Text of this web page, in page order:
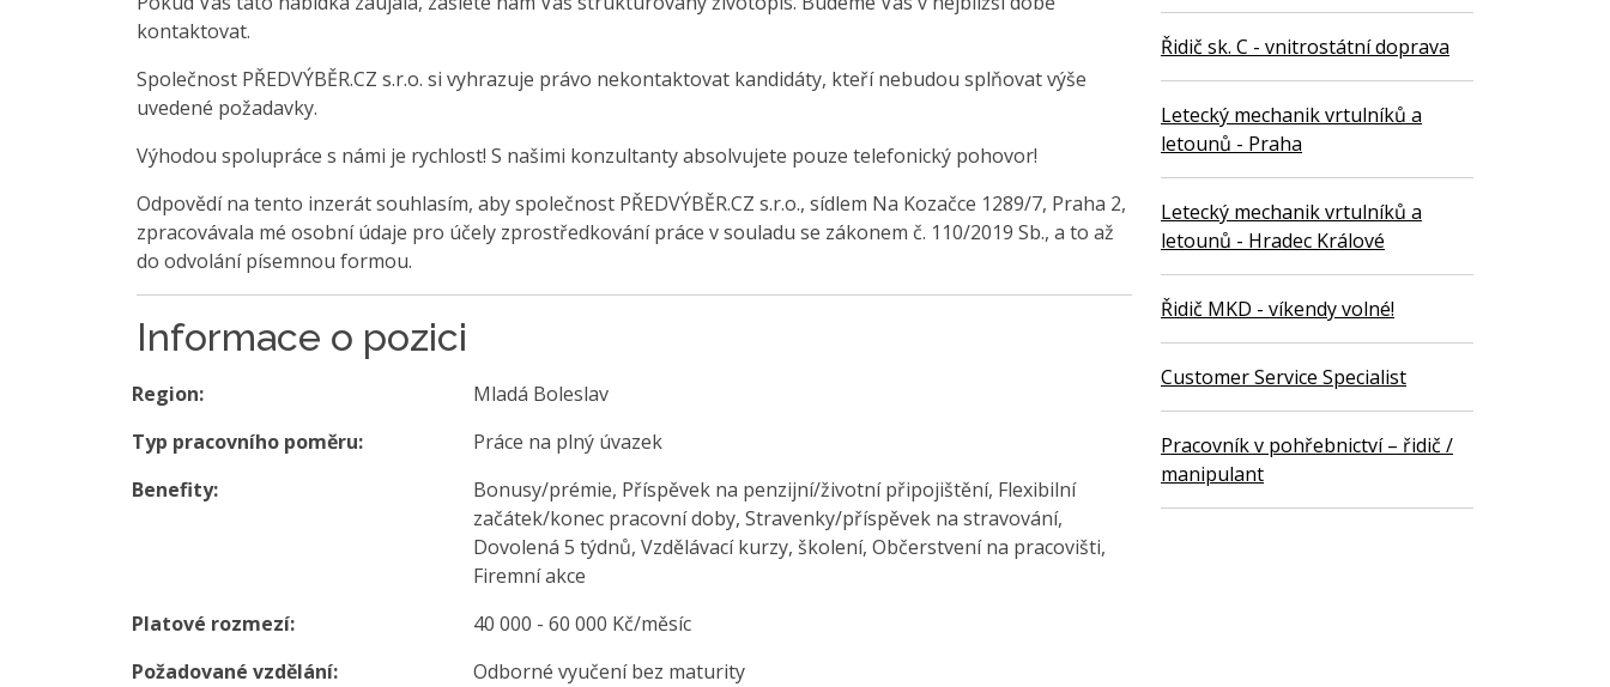
kontaktovat.
Společnost PŘEDVÝBĚR.CZ s.r.o. si vyhrazuje právo nekontaktovat kandidáty, kteří nebudou splňovat výše
uvedené požadavky.
Výhodou spolupráce s námi je rychlost! S našimi konzultanty absolvujete pouze telefonický pohovor!
Odpovědí na tento inzerát souhlasím, aby společnost PŘEDVÝBĚR.CZ s.r.o., sídlem Na Kozačce 1289/7, Praha 2,
zpracovávala mé osobní údaje pro účely zprostředkování práce v souladu se zákonem č. 110/2019 Sb., a to až
do odvolání písemnou formou.
Informace o pozici
Region:
Mladá Boleslav
Typ pracovního poměru:
Práce na plný úvazek
Benefity:
Bonusy/prémie, Příspěvek na penzijní/životní připojištění, Flexibilní
začátek/konec pracovní doby, Stravenky/příspěvek na stravování,
Dovolená 5 týdnů, Vzdělávací kurzy, školení, Občerstvení na pracovišti,
Firemní akce
Platové rozmezí:
40 000 - 60 000 Kč/měsíc
Požadované vzdělání:
Odborné vyučení bez maturity
Řidič sk. C - vnitrostátní doprava
Letecký mechanik vrtulníků a
letounů - Praha
Letecký mechanik vrtulníků a
letounů - Hradec Králové
Řidič MKD - víkendy volné!
Customer Service Specialist
Pracovník v pohřebnictví – řidič /
manipulant